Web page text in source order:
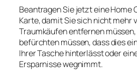
Beantragen Sie jetzt eine Home
Karte, damit Sie sich nicht mehr
Traumkäufen entfernen
befürchten müssen, dass dies
Ihrer Tasche hinterlässt oder
Ersparnisse wegnimmt.